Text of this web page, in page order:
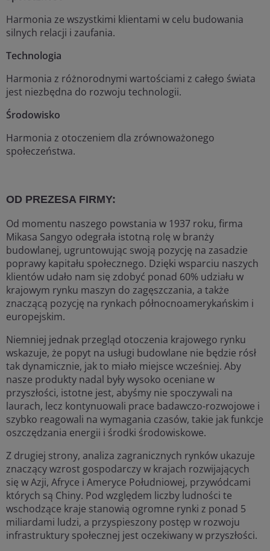
Harmonia ze wszystkimi klientami w celu budowania
silnych relacji i zaufania.
Technologia
Harmonia z różnorodnymi wartościami z całego świata
jest niezbędna do rozwoju technologii.
Środowisko
Harmonia z otoczeniem dla zrównoważonego
społeczeństwa.
OD PREZESA FIRMY:
Od momentu naszego powstania w 1937 roku, firma
Mikasa Sangyo odegrała istotną rolę w branży
budowlanej, ugruntowując swoją pozycję na zasadzie
poprawy kapitału społecznego. Dzięki wsparciu naszych
klientów udało nam się zdobyć ponad 60% udziału w
krajowym rynku maszyn do zagęszczania, a także
znaczącą pozycję na rynkach północnoamerykańskim i
europejskim.
Niemniej jednak przegląd otoczenia krajowego rynku
wskazuje, że popyt na usługi budowlane nie będzie rósł
tak dynamicznie, jak to miało miejsce wcześniej. Aby
nasze produkty nadal były wysoko oceniane w
przyszłości, istotne jest, abyśmy nie spoczywali na
laurach, lecz kontynuowali prace badawczo-rozwojowe i
szybko reagowali na wymagania czasów, takie jak funkcje
oszczędzania energii i środki środowiskowe.
Z drugiej strony, analiza zagranicznych rynków ukazuje
znaczący wzrost gospodarczy w krajach rozwijających
się w Azji, Afryce i Ameryce Południowej, przywódcami
których są Chiny. Pod względem liczby ludności te
wschodzące kraje stanowią ogromne rynki z ponad 5
miliardami ludzi, a przyspieszony postęp w rozwoju
infrastruktury społecznej jest oczekiwany w przyszłości.